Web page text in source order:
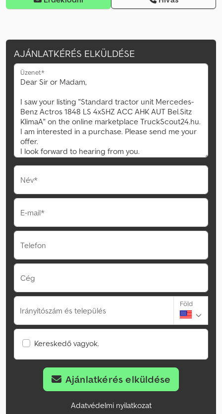
AJÁNLATKÉRÉS ELKÜLDÉSE
Üzenet*
Név*
E-mail*
Telefon
Cég
Irányítószám és település
Föld
Kereskedő vagyok.
Ajánlatkérés elküldése
Adatvédelmi nyilatkozat